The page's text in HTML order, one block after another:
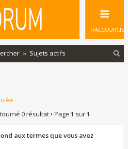
RACCOURCIS
Sujets actifs
0 résultat • Page 1 sur1
aux termes que vous avez